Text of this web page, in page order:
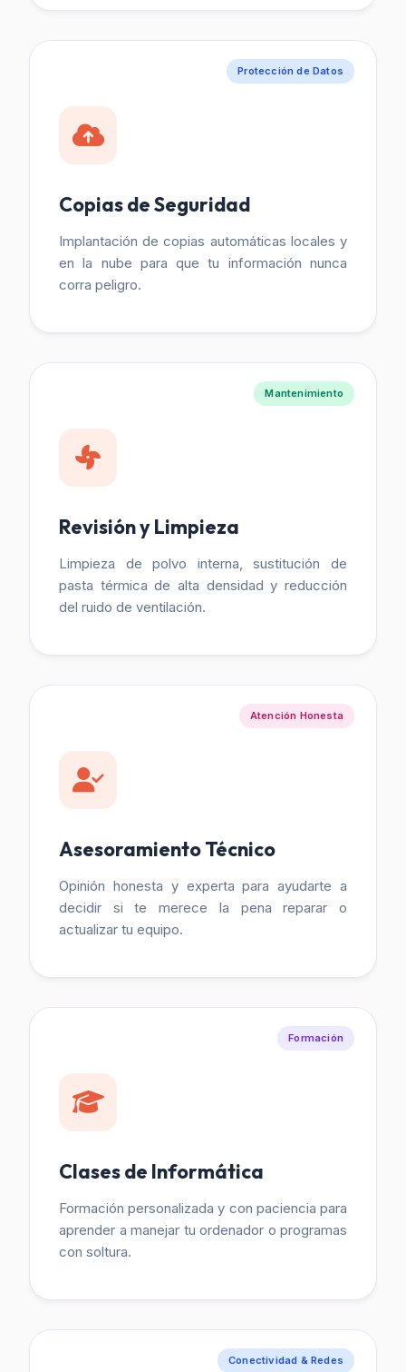
Protección de Datos
Copias de Seguridad
Implantación de copias automáticas locales y
en la nube para que tu información nunca
corra peligro.
Mantenimiento
Revisión y Limpieza
Limpieza de polvo interna, sustitución de
pasta térmica de alta densidad y reducción
del ruido de ventilación.
Atención Honesta
Asesoramiento Técnico
Opinión honesta y experta para ayudarte a
decidir si te merece la pena reparar o
actualizar tu equipo.
Formación
Clases de Informática
Formación personalizada y con paciencia para
aprender a manejar tu ordenador o programas
con soltura.
Conectividad & Redes